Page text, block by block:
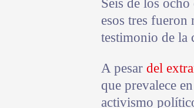
Seis de los
esos tres
testimonio de la
A pesar del
que prevalece
activismo